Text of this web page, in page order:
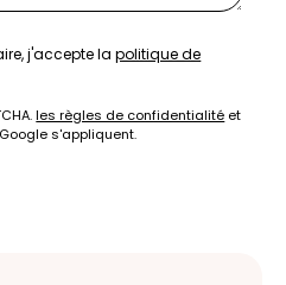
j'accepte lapolitique de
les règles de confidentialité et
s'appliquent.